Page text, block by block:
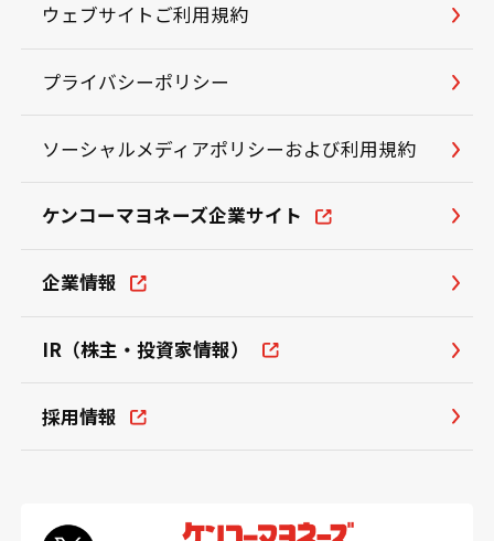
ウェブサイトご利用規約
プライバシーポリシー
ソーシャルメディアポリシーおよび利用規約
ケンコーマヨネーズ企業サイト
企業情報
IR（株主・投資家情報）
採用情報